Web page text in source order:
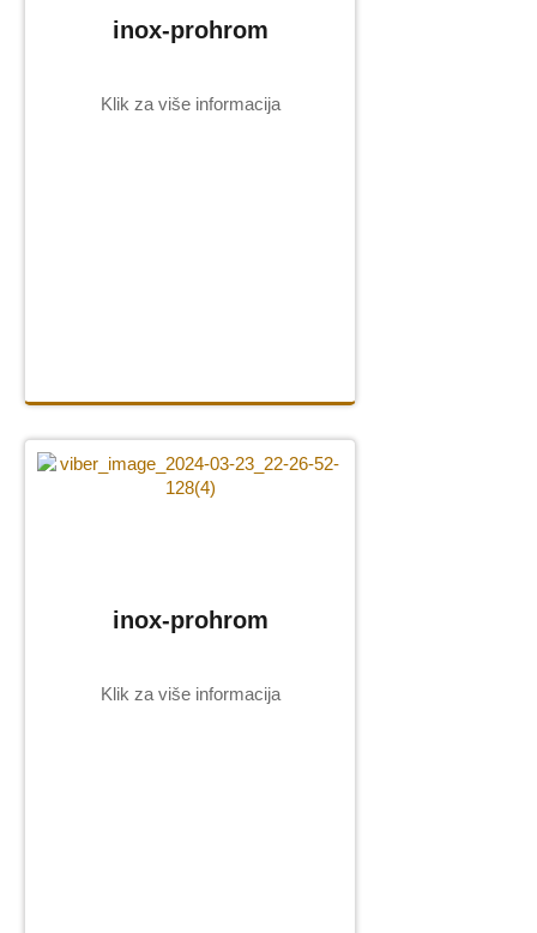
inox-prohrom
Klik za više informacija
inox-prohrom
Klik za više informacija